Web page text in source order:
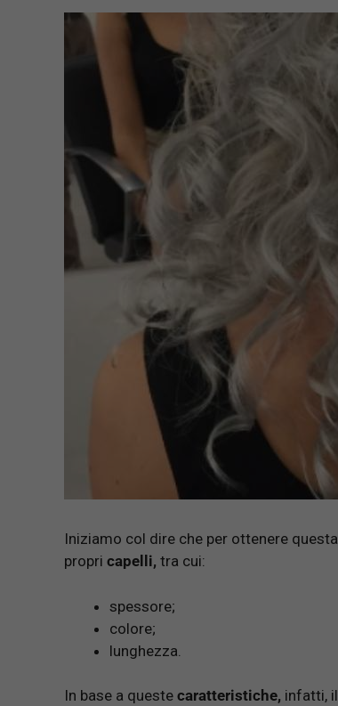
Iniziamo col dire che per ottenere questa
propri capelli, tra cui:
spessore;
colore;
lunghezza.
In base a queste caratteristiche, infatti, il